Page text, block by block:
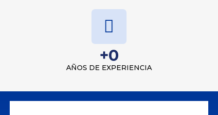
AÑOS DE EXPERIENCIA
+0